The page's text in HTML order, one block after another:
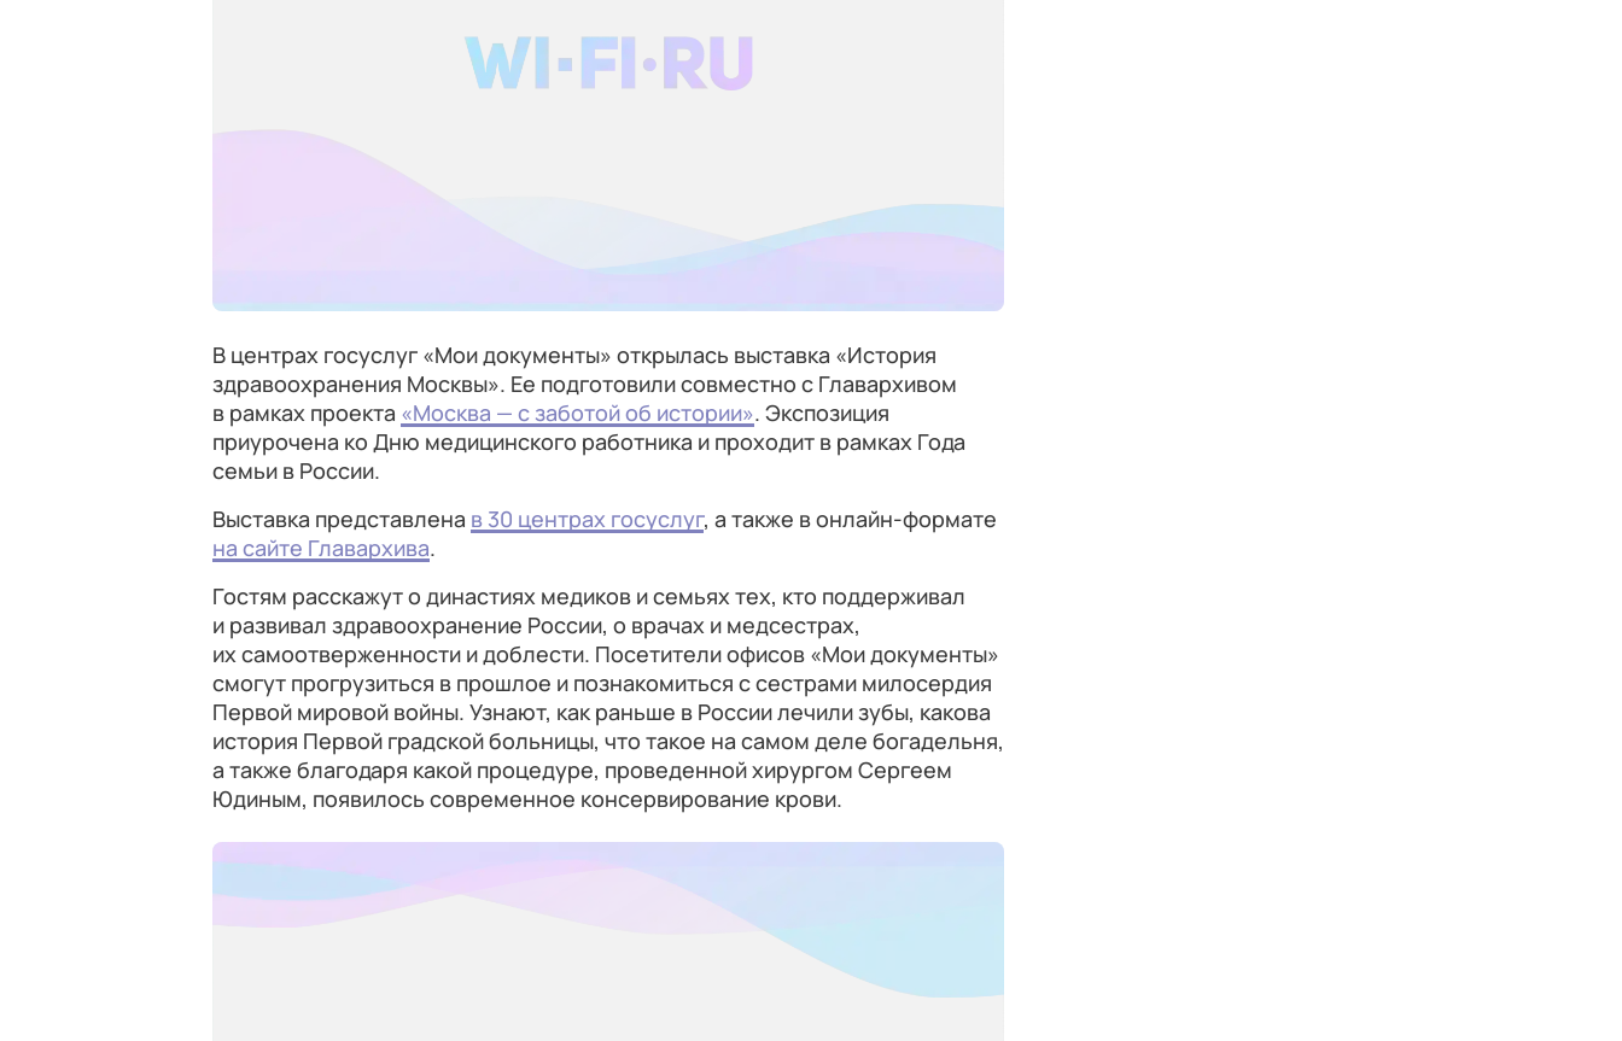
В центрах госуслуг «Мои документы» открылась выставка «История
здравоохранения Москвы». Ее подготовили совместно с Главархивом
в рамках проекта «Москва — с заботой об истории». Экспозиция
приурочена ко Дню медицинского работника и проходит в рамках Года
семьи в России.
Выставка представлена в 30 центрах госуслуг, а также в онлайн-формате
на сайте Главархива.
Гостям расскажут о династиях медиков и семьях тех, кто поддерживал
и развивал здравоохранение России, о врачах и медсестрах,
их самоотверженности и доблести. Посетители офисов «Мои документы»
смогут прогрузиться в прошлое и познакомиться с сестрами милосердия
Первой мировой войны. Узнают, как раньше в России лечили зубы, какова
история Первой градской больницы, что такое на самом деле богадельня,
а также благодаря какой процедуре, проведенной хирургом Сергеем
Юдиным, появилось современное консервирование крови.